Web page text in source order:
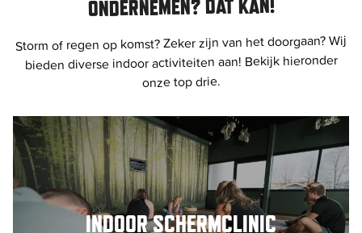
ONDERNEMEN? DAT KAN!
Storm of regen op komst? Zeker zijn van het doorgaan? Wij
bieden diverse indoor activiteiten aan! Bekijk hieronder
onze top drie.
INDOOR SCHERMCLINIC